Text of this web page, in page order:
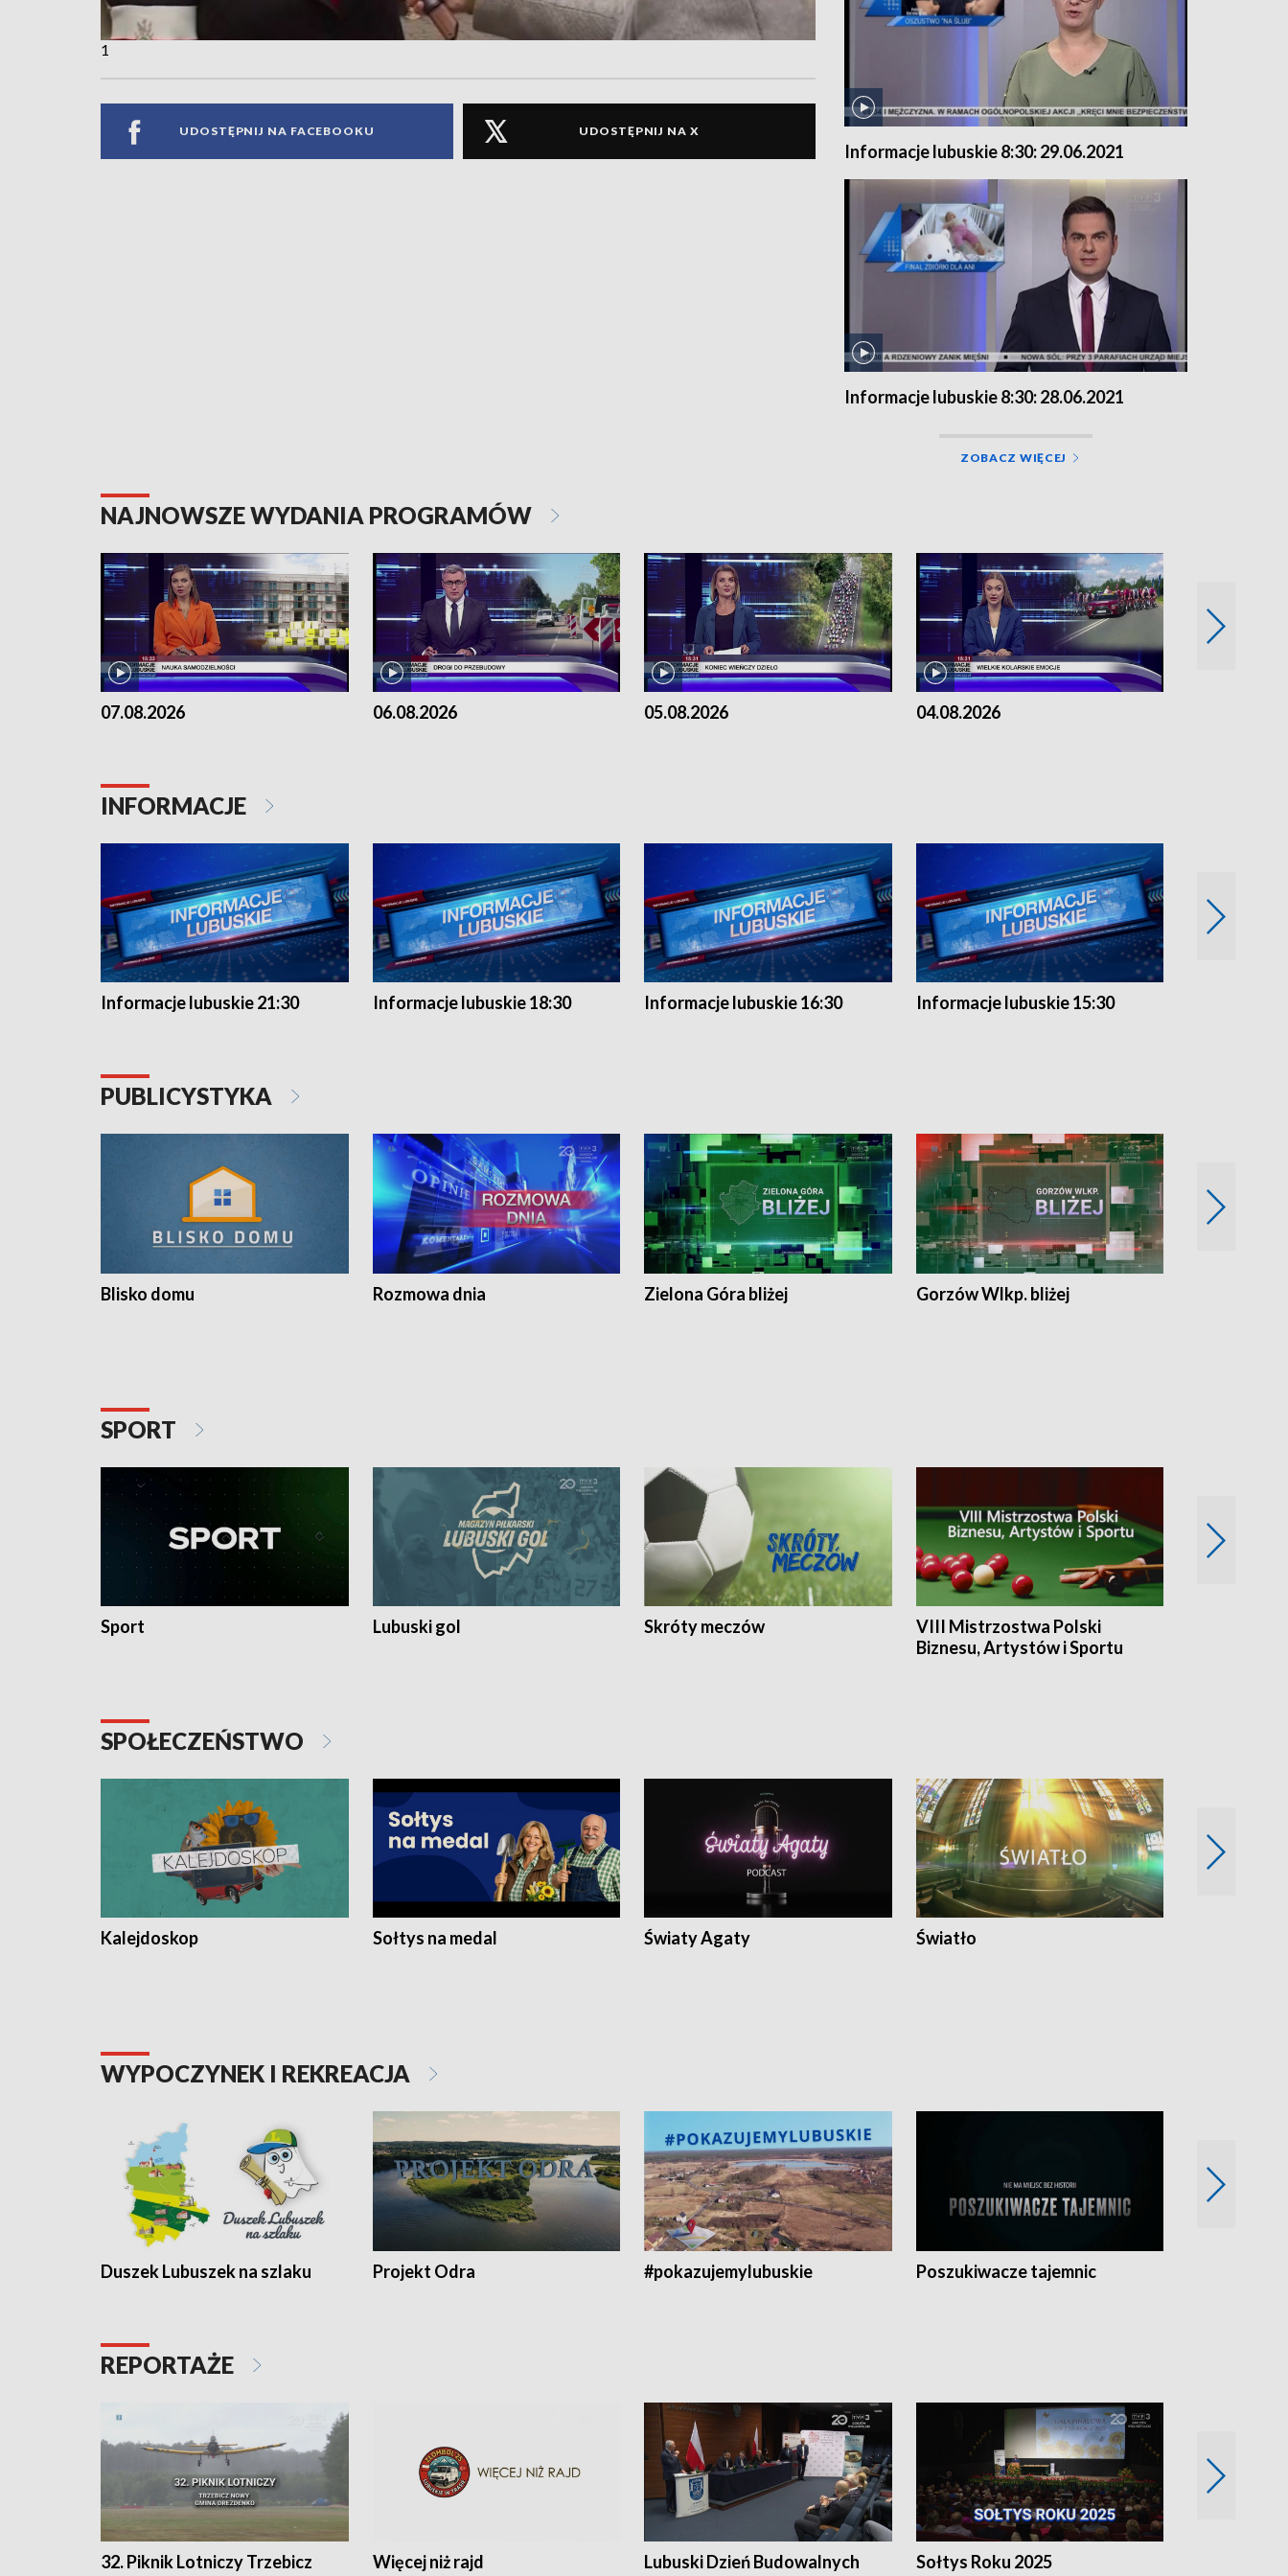
1
UDOSTĘPNIJ NA FACEBOOKU UDOSTĘPNIJ NA X
Informacje lubuskie 8:30: 29.06.2021
Informacje lubuskie 8:30: 28.06.2021
ZOBACZ WIĘCEJ
NAJNOWSZE WYDANIA PROGRAMÓW
07.08.2026 06.08.2026 05.08.2026 04.08.2026
INFORMACJE
Informacje lubuskie 21:30 Informacje lubuskie 18:30 Informacje lubuskie 16:30 Informacje lubuskie 15:30
PUBLICYSTYKA
Blisko domu Rozmowa dnia Zielona Góra bliżej Gorzów Wlkp. bliżej
SPORT
Sport Lubuski gol Skróty meczów
VIII Mistrzostwa Polski
Biznesu, Artystów i Sportu
SPOŁECZEŃSTWO
Kalejdoskop Sołtys na medal Światy Agaty Światło
WYPOCZYNEK I REKREACJA
Duszek Lubuszek na szlaku Projekt Odra #pokazujemylubuskie Poszukiwacze tajemnic
REPORTAŻE
32. Piknik Lotniczy Trzebicz
Więcej niż rajd Lubuski Dzień Budowalnych Sołtys Roku 2025